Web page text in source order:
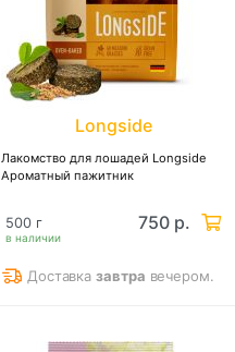
Longside
Лакомство для лошадей Longside
Ароматный пажитник
в наличии
500 г 750 р.
Доставказавтра вечером.